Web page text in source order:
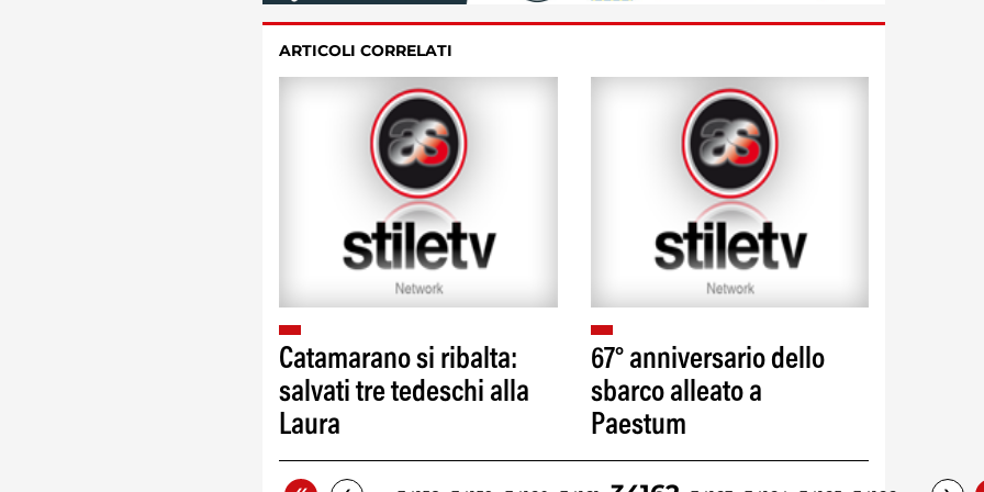
ARTICOLI CORRELATI
Catamarano si ribalta:
salvati tre tedeschi alla
Laura
67° anniversario dello
sbarco alleato a
Paestum